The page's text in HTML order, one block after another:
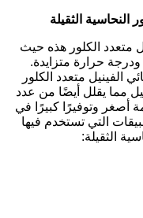
النحاسية الثقيلة
متعدد الكلور هذه حيث
حرارة متزايدة.
الفينيل متعدد الكلور
مما يقلل أيضًا من عدد
أصغر وتوفيرًا كبيرًا في
التي تستخدم فيها
الثقيلة: